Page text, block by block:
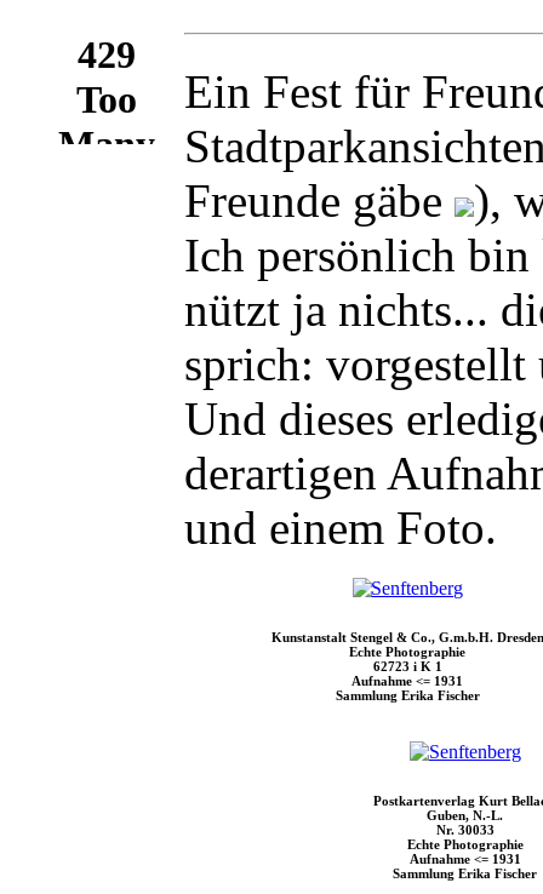
Ein Fest für
Freunde gäbe
),
Ich persönlich bin
nützt ja nichts...
sprich:
Und dieses
derartigen
und einem Foto.
Kunstanstalt Stengel & Co., G.m.b.H. Dresden
Echte Photographie
62723 i K 1
Aufnahme <= 1931
Sammlung Erika Fischer
Postkartenverlag Kurt
Guben, N.-L.
Nr. 30033
Echte Photographie
Aufnahme <= 1931
Sammlung Erika Fischer